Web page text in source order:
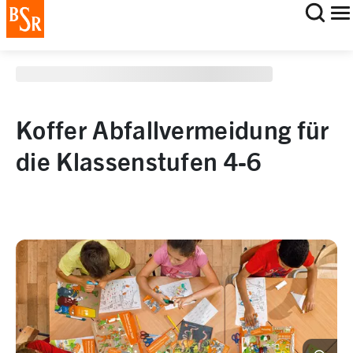
staging deployment test
Koffer Abfallvermeidung für
die Klassenstufen 4-6